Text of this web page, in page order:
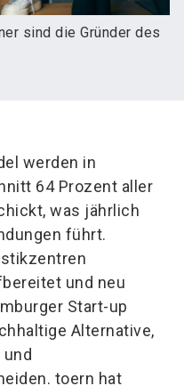
sind die Gründer des
werden in
64 Prozent aller
was jährlich
führt.
und neu
Start-up
Alternative,
toern hat